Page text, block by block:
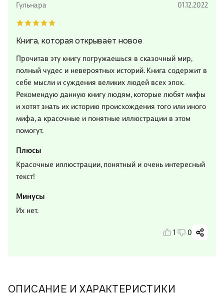
ОПИСАНИЕ И ХАРАКТЕРИСТИКИ
Гульнара 01.12.2022
Книга, которая открывает новое
Прочитав эту книгу погружаешься в сказочный мир,
полный чудес и невероятных историй. Книга содержит в
себе мысли и суждения великих людей всех эпох.
Рекомендую данную книгу людям, которые любят мифы
и хотят знать их историю происхождения того или иного
мифа, а красочные и понятные иллюстрации в этом
помогут.
Плюсы
Красочные иллюстрации, понятный и очень интересный
текст!
Минусы
Их нет.
1 0